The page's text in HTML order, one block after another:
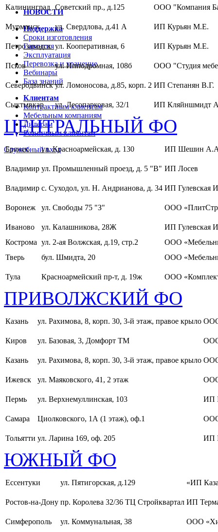
НОВОСТИ
Поддержка
Сроки изготовления
Гарантия
Эксплуатация
Перевозка и хранение
Вебинары
База знаний
Клиентам
Контрактным клиентам
Мебельным компаниям
Дилерам
Розничным клиентам
Служебный вход
Калининград Советский пр., д.125 ООО "Компания
Мурманск ул. Свердлова, д.41 А ИП Курьян М.Е.
Петрозаводск ул. Кооперативная, 6 ИП Курьян М.Е.
Псков ул. Ипподромная, 108б ООО "Студия
Северодвинск ул. Ломоносова, д.85, корп. 2 ИП Степанян В.Г.
Сыктывкар ул. Лесопарковая, 32/1 ИП Кляйншмидт
ЦЕНТРАЛЬНЫЙ ФО
Брянск ул. Красноармейская, д. 130 ИП Шешин
Владимир ул. Промышленный проезд, д. 5 "В" ИП Лосев
Владимир с. Суходол, ул. Н. Андрианова, д. 34 ИП Гулевская
Воронеж ул. Свободы 75 "З" ООО
Иваново ул. Калашникова, 28Ж
ИП Гулевская
Кострома ул. 2-ая Волжская, д.19, стр.2
ООО
Тверь
бул. Шмидта, 20 ООО
Тула Красноармейский пр-т, д. 19ж ООО
ПРИВОЛЖСКИЙ ФО
Казань ул. Рахимова, 8, корп. 30, 3-й этаж, правое крыло
Киров ул. Базовая, 3, Домфорт ТМ
Казань ул. Рахимова, 8, корп. 30, 3-й этаж, правое крыло
Ижевск ул. Маяковского, 41, 2 этаж
Пермь ул. Верхнемуллинская, 103 ИП
Самара Циолковского, 1А (1 этаж), оф.1
Тольятти ул. Ларина 169, оф. 205 ИП
ЮЖНЫЙ ФО
Ессентуки ул. Пятигорская, д.129 «ИП
Ростов-на-Дону пр. Королева 32/36 ТЦ Стройквартал ИП
Симферополь ул. Коммунальная, 38 ООО